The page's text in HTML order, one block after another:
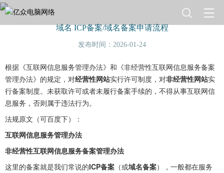
域名 ICP备案/域名备案申请流程
发布时间：2026-01-24
根据《互联网信息服务管理办法》和《非经营性互联网信息服务备案
管理办法》的规定，对经营性网站实行许可制度，对非经营性网站实
行备案制度。未获取许可或者未履行备案手续的，不得从事互联网信
息服务，否则属于违法行为。
法规原文（可百度下）：
互联网信息服务管理办法
非经营性互联网信息服务备案管理办法
这里的备案就是我们常说的ICP备案 （或域名备案），一般都在服务